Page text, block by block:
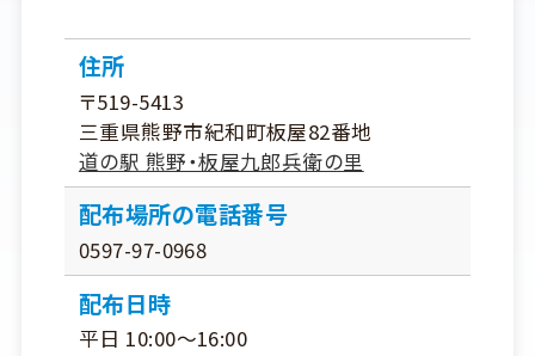
住所
〒519-5413
三重県熊野市紀和町板屋82番地
道の駅 熊野・板屋九郎兵衛の里
配布場所の電話番号
0597-97-0968
配布日時
平日 10:00～16:00